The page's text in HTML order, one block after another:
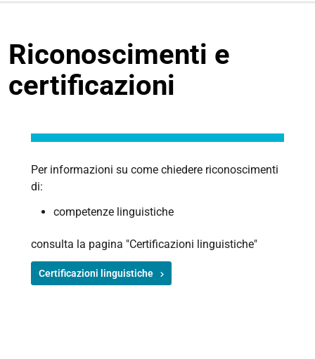
Riconoscimenti e
certificazioni
Per informazioni su come chiedere riconoscimenti
di:
competenze linguistiche
consulta la pagina "Certificazioni linguistiche"
Certificazioni linguistiche